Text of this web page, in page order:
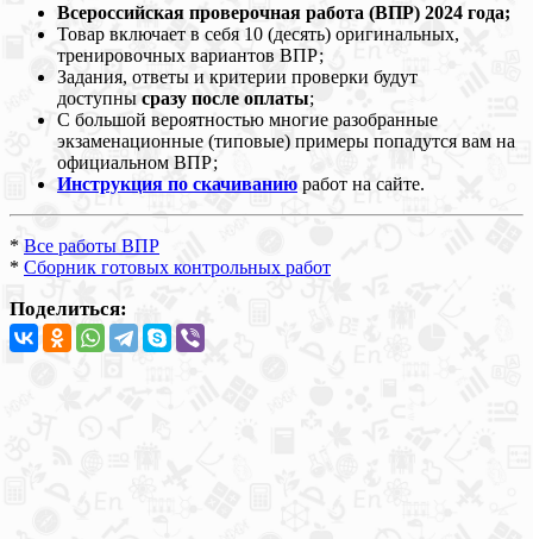
Всероссийская проверочная работа (ВПР) 2024 года;
Товар включает в себя 10 (десять) оригинальных,
тренировочных вариантов ВПР;
Задания, ответы и критерии проверки будут
доступны сразу после оплаты;
С большой вероятностью многие разобранные
экзаменационные (типовые) примеры попадутся вам на
официальном ВПР;
Инструкция по скачиванию работ на сайте.
* Все работы ВПР
* Сборник готовых контрольных работ
Поделиться: